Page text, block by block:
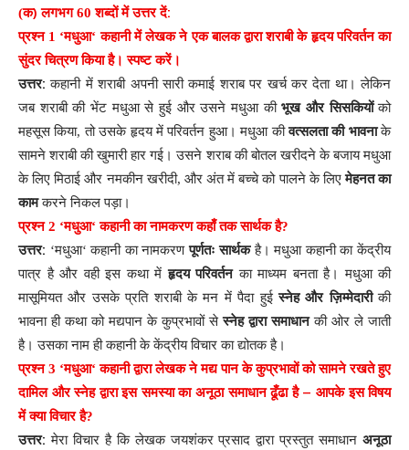
(क)लगभग 60शब्दों में उत्तर दें:
प्रश्न 1 ‘मधुआ‘कहानी में लेखक ने एक बालक द्वारा शराबी के हृदय परिवर्तन का
सुंदर चित्रण किया है। स्पष्ट करें।
उत्तर: कहानी में शराबी अपनी सारी कमाई शराब पर खर्च कर देता था। लेकिन
जब शराबी की भेंट मधुआ से हुई और उसने मधुआ की भूख और सिसकियों को
महसूस किया,तो उसके हृदय में परिवर्तन हुआ। मधुआ की वत्सलता की भावना के
सामने शराबी की खुमारी हार गई । उसने शराब की बोतल खरीदने के बजाय मधुआ
के लिए मिठाई और नमकीन खरीदी, और अंत में बच्चे को पालने के लिए मेहनत का
काम करने निकल पड़ा।
प्रश्न 2 ‘मधुआ‘कहानी का नामकरण कहाँ तक सार्थक है?
उत्तर: ‘मधुआ‘कहानी का नामकरण पूर्णतः सार्थक है। मधुआ कहानी का केंद्रीय
पात्र है और वही इस कथा में हृदय परिवर्तन का माध्यम बनता है। मधुआ की
मासूमियत और उसके प्रति शराबी के मन में पैदा हुई स्नेह और ज़िम्मेदारी की
भावना ही कथा को मद्यपान के कुप्रभावों से स्नेह द्वारा समाधान की ओर ले जाती
है। उसका नाम ही कहानी के केंद्रीय विचार का द्योतक है।
प्रश्न 3 ‘मधुआ‘कहानी द्वारा लेखक ने मद्य पान के कुप्रभावों को सामने रखते हुए
दामिल और स्नेह द्वारा इस समस्या का अनूठा समाधान ढूँढा है– आपके इस विषय
में क्या विचार है?
उत्तर: मेरा विचार है कि लेखक जयशंकर प्रसाद द्वारा प्रस्तुत समाधान अनूठा